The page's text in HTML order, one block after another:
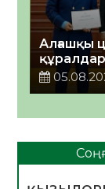
Алғашқы